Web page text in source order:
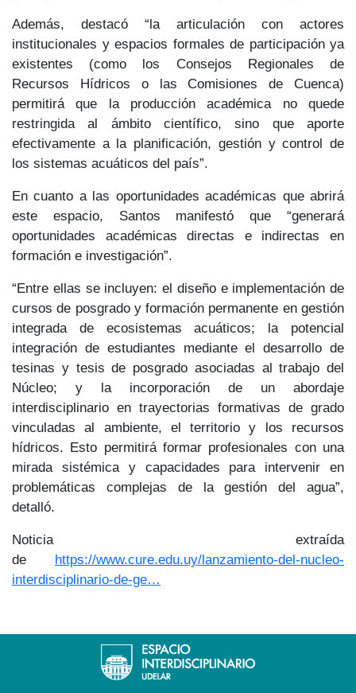
Además, destacó “la articulación con actores
institucionales y espacios formales de participación ya
existentes (como los Consejos Regionales de
Recursos Hídricos o las Comisiones de Cuenca)
permitirá que la producción académica no quede
restringida al ámbito científico, sino que aporte
efectivamente a la planificación, gestión y control de
los sistemas acuáticos del país”.
En cuanto a las oportunidades académicas que abrirá
este espacio, Santos manifestó que “generará
oportunidades académicas directas e indirectas en
formación e investigación”.
“Entre ellas se incluyen: el diseño e implementación de
cursos de posgrado y formación permanente en gestión
integrada de ecosistemas acuáticos; la potencial
integración de estudiantes mediante el desarrollo de
tesinas y tesis de posgrado asociadas al trabajo del
Núcleo; y la incorporación de un abordaje
interdisciplinario en trayectorias formativas de grado
vinculadas al ambiente, el territorio y los recursos
hídricos. Esto permitirá formar profesionales con una
mirada sistémica y capacidades para intervenir en
problemáticas complejas de la gestión del agua”,
detalló.
Noticia extraída
de https://www.cure.edu.uy/lanzamiento-del-nucleo-
interdisciplinario-de-ge…